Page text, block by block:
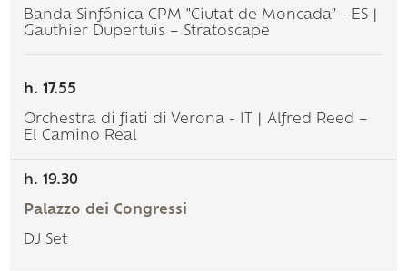
Banda Sinfónica CPM "Ciutat de Moncada" - ES |
Gauthier Dupertuis – Stratoscape
h. 17.55
Orchestra di fiati di Verona - IT | Alfred Reed –
El Camino Real
h. 19.30
Palazzo dei Congressi
DJ Set